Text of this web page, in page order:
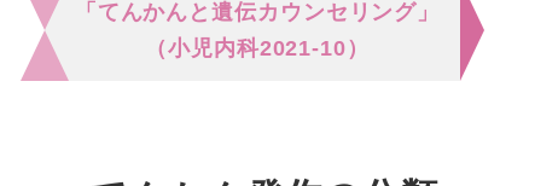
「てんかんと遺伝カウンセリング」
（小児内科2021-10）